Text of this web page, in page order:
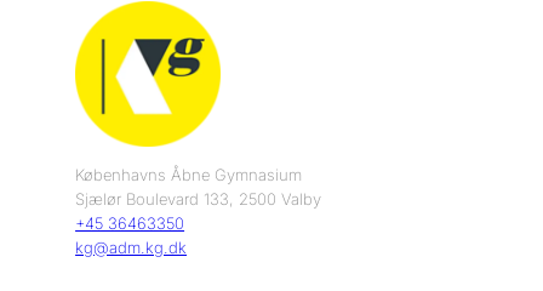
Københavns Åbne Gymnasium
Sjælør Boulevard 133, 2500 Valby
+45 36463350
kg@adm.kg.dk